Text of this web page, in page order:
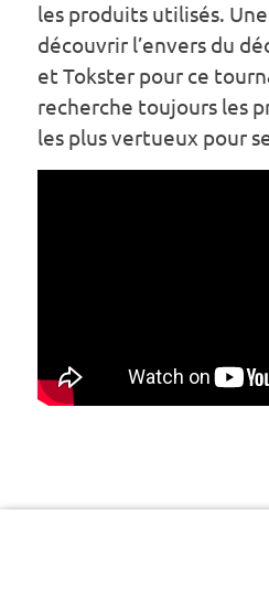
les produits utilisés.
découvrir l’envers du
et Tokster pour ce
recherche toujours les
les plus vertueux pour